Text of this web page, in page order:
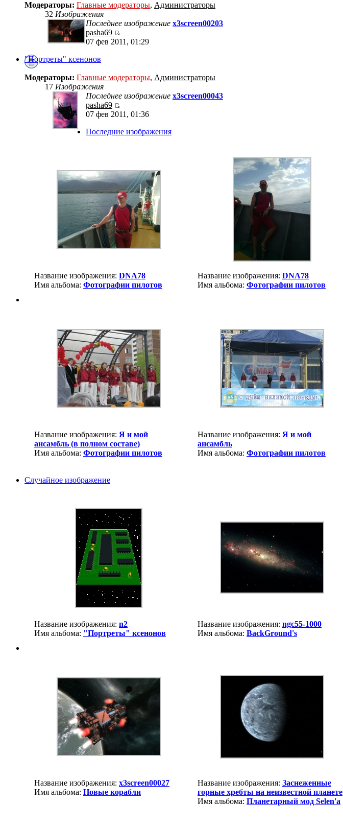
Модераторы: Главные модераторы, Администраторы
32 Изображения
Последнее изображение x3screen00203
pasha69
07 фев 2011, 01:29
"Портреты" ксенонов
Модераторы: Главные модераторы, Администраторы
17 Изображения
Последнее изображение x3screen00043
pasha69
07 фев 2011, 01:36
Последние изображения
Название изображения: DNA78
Имя альбома: Фотографии пилотов
Название изображения: DNA78
Имя альбома: Фотографии пилотов
Название изображения: Я и мой
ансамбль (в полном составе)
Имя альбома: Фотографии пилотов
Название изображения: Я и мой
ансамбль
Имя альбома: Фотографии пилотов
Случайное изображение
Название изображения: n2
Имя альбома: "Портреты" ксенонов
Название изображения: ngc55-1000
Имя альбома: BackGround's
Название изображения: x3screen00027
Имя альбома: Новые корабли
Название изображения: Заснеженные
горные хребты на неизвестной планете
Имя альбома: Планетарный мод Selen'a